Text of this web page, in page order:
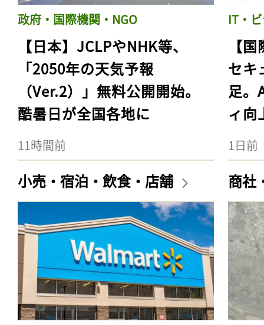
政府・国際機関・NGO
【日本】JCLPやNHK等、
「2050年の天気予報
（Ver.2）」無料公開開始。
酷暑日が全国各地に
11時間前
IT・
【
セキ
足。
ィ向
1日前
小売・宿泊・飲食・店舗 商社